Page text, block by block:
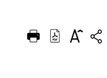
DEUTSCH